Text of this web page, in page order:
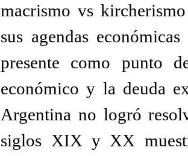
macrismo vs
sus agendas
presente como punto
económico y la deuda
Argentina no logró
siglos XIX y XX